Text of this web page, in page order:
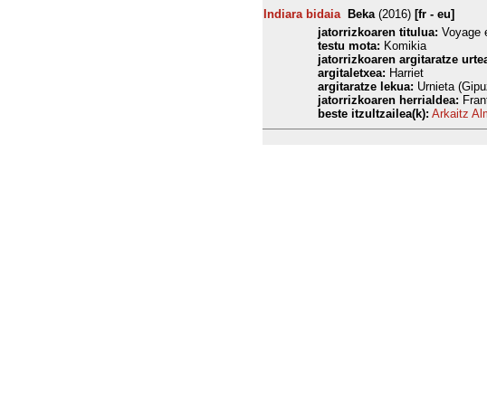
Indiara bidaia
Beka(2016) [fr - eu]
jatorrizkoaren titulua: Voyage
testu mota: Komikia
jatorrizkoaren argitaratze
argitaletxea: Harriet
argitaratze lekua: Urnieta
jatorrizkoaren herrialdea:
beste itzultzailea(k): Arkaitz